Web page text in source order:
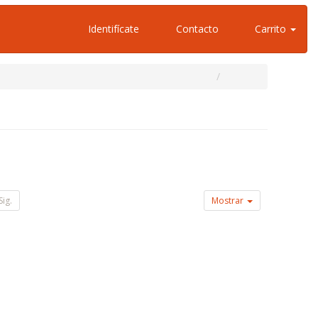
Identifícate Contacto Carrito
Sig. Mostrar